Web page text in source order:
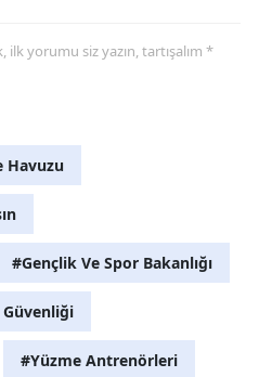
Ardahan
Osmaniye
yorumu siz yazın, tartışalım *
Havuzu
#Gençlik Ve Spor Bakanlığı
Güvenliği
#Yüzme Antrenörleri